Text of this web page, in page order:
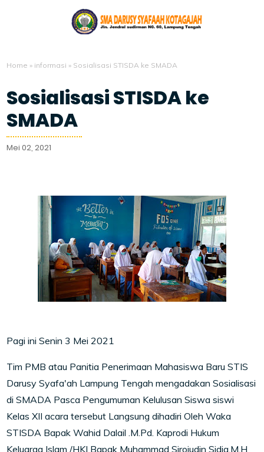
Home » informasi » Sosialisasi STISDA ke SMADA
Sosialisasi STISDA ke
SMADA
Mei 02, 2021
Pagi ini Senin 3 Mei 2021
Tim PMB atau Panitia Penerimaan Mahasiswa Baru STIS
Darusy Syafa'ah Lampung Tengah mengadakan Sosialisasi
di SMADA Pasca Pengumuman Kelulusan Siswa siswi
Kelas XII acara tersebut Langsung dihadiri Oleh Waka
STISDA Bapak Wahid Dalail .M.Pd. Kaprodi Hukum
Keluarga Islam /HKI Bapak Muhammad Sirojudin Sidiq.M.H